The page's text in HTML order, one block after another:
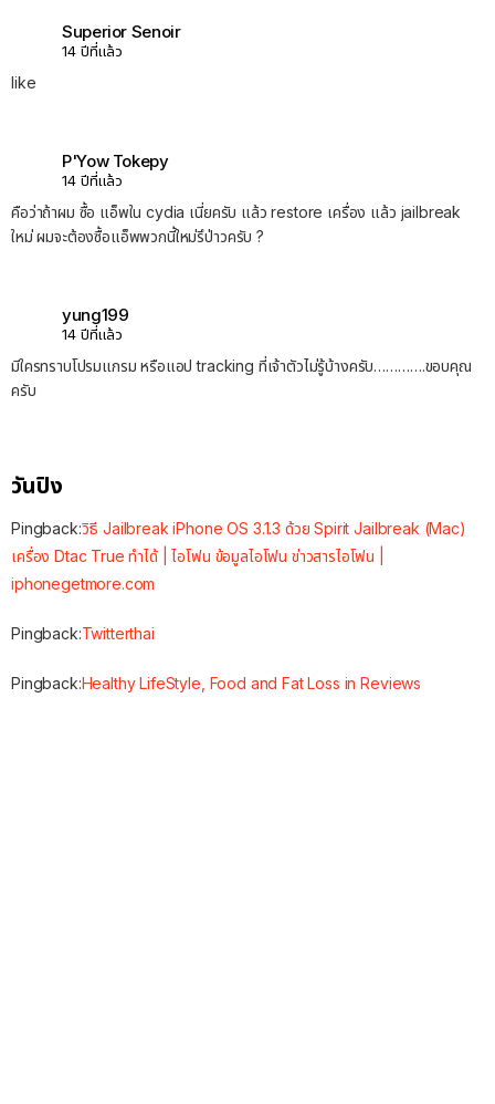
Superior Senoir
14 ปีที่แล้ว
like
P'Yow Tokepy
14 ปีที่แล้ว
คือว่าถ้าผม ซื้อ แอ็พใน cydia เนี่ยครับ แล้ว restore เครื่อง แล้ว jailbreak
ใหม่ ผมจะต้องซื้อแอ็พพวกนี้ใหม่รึป่าวครับ ?
yung199
14 ปีที่แล้ว
มีใครทราบโปรมแกรม หรือแอป tracking ที่เจ้าตัวไม่รู้บ้างครับ………….ขอบคุณ
ครับ
วันปิง
Pingback:วิธี Jailbreak iPhone OS 3.1.3 ด้วย Spirit Jailbreak (Mac)
เครื่อง Dtac True ทำได้ | ไอโฟน ข้อมูลไอโฟน ข่าวสารไอโฟน |
iphonegetmore.com
Pingback:Twitterthai
Pingback:Healthy LifeStyle, Food and Fat Loss in Reviews